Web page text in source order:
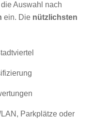
Auswahl nach
ein. Die nützlichsten
Parkplätze oder